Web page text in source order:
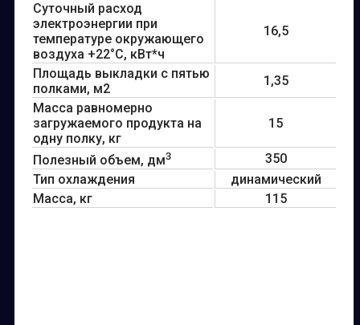
Суточный расход
электроэнергии при
температуре окружающего
воздуха +22°С, кВт*ч
16,5
Площадь выкладки с пятью
полками, м2
1,35
Масса равномерно
загружаемого продукта на
одну полку, кг
15
Полезный объем, дм3
350
Тип охлаждения
динамический
Масса, кг
115